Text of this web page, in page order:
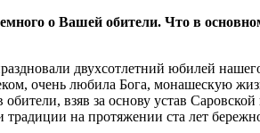
о Вашей обители. Что в
двухсотлетний юбилей
очень любила Бога, монашескую
обители, взяв за основу устав
на протяжении ста лет